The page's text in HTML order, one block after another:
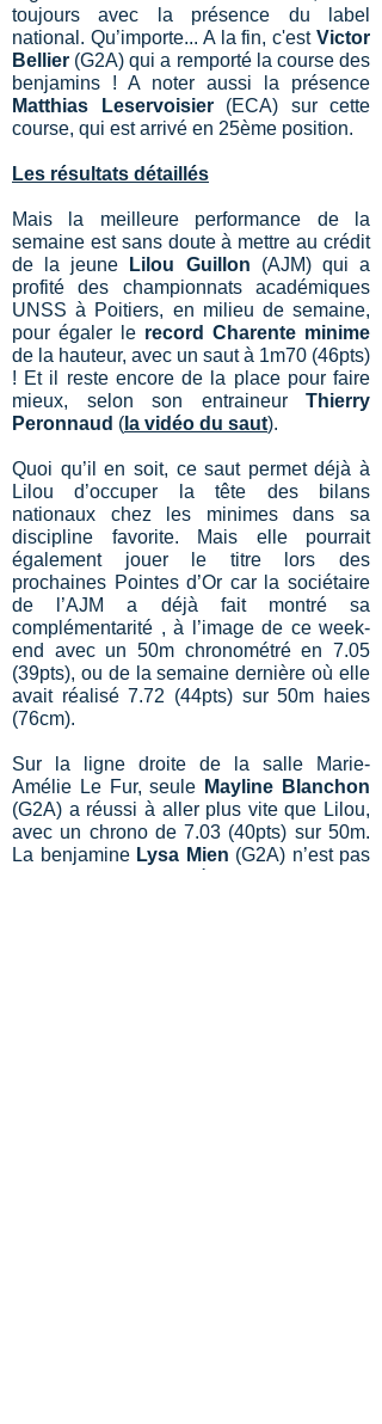
toujours avec la présence du label
national. Qu’importe... A la fin, c'est Victor
Bellier (G2A) qui a remporté la course des
benjamins ! A noter aussi la présence
Matthias Leservoisier(ECA) sur cette
course, qui est arrivé en 25ème position.
Les résultats détaillés
Mais la meilleure performance de la
semaine est sans doute à mettre au crédit
de la jeune Lilou Guillon (AJM) qui a
profité des championnats académiques
UNSS à Poitiers, en milieu de semaine,
pour égaler le record Charente minime
de la hauteur, avec un saut à 1m70 (46pts)
! Et il reste encore de la place pour faire
mieux, selon son entraineurThierry
Peronnaud (la vidéo du saut).
Quoi qu’il en soit, ce saut permet déjà à
Lilou d’occuper la tête des bilans
nationaux chez les minimes dans sa
discipline favorite. Mais elle pourrait
également jouer le titre lors des
prochaines Pointes d’Or car la sociétaire
de l’AJM a déjà fait montré sa
complémentarité , à l’image de ce week-
end avec un 50m chronométré en 7.05
(39pts), ou de la semaine dernière où elle
avait réalisé 7.72 (44pts) sur 50m haies
(76cm).
Sur la ligne droite de la salle Marie-
Amélie Le Fur, seule Mayline Blanchon
(G2A) a réussi à aller plus vite que Lilou,
avec un chrono de 7.03 (40pts) sur 50m.
La benjamine Lysa Mien (G2A) n’est pas
en reste, avec un très prometteur 7.31